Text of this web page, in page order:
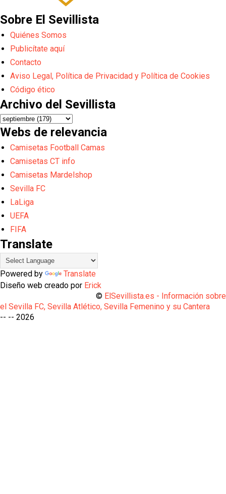
Sobre El Sevillista
Quiénes Somos
Publicítate aquí
Contacto
Aviso Legal, Política de Privacidad y Política de Cookies
Código ético
Archivo del Sevillista
Webs de relevancia
Camisetas Football Camas
Camisetas CT info
Camisetas Mardelshop
Sevilla FC
LaLiga
UEFA
FIFA
Translate
Powered by
Translate
Diseño web creado por Erick
© ElSevillista.es - Información sobre
el Sevilla FC, Sevilla Atlético, Sevilla Femenino y su Cantera
-- -- 2026